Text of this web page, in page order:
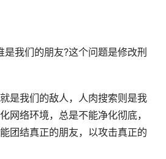
我们的朋友?这个问题是修改刑
我们的敌人，人肉搜索则是我
网络环境，总是不能净化彻底，
团结真正的朋友，以攻击真正的